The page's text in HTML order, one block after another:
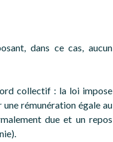
dans ce cas, aucun
collectif : la loi impose
rémunération égale au
due et un repos